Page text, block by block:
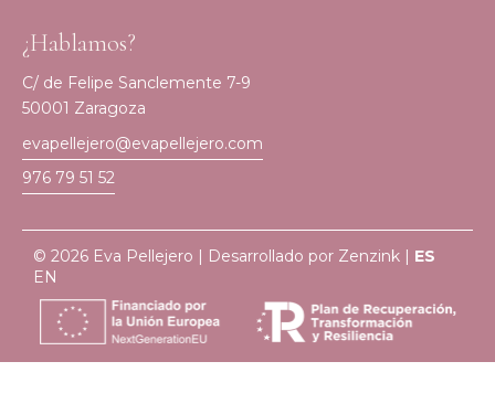
¿Hablamos?
C/ de Felipe Sanclemente 7-9
50001 Zaragoza
evapellejero@evapellejero.com
976 79 51 52
© 2026 Eva Pellejero | Desarrollado por Zenzink | ES
EN